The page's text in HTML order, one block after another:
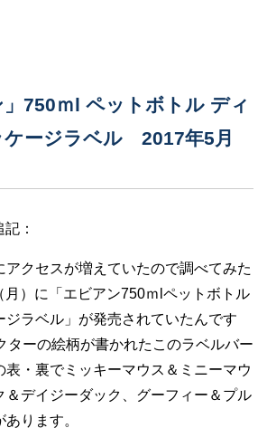
」750ｍl ペットボトル ディ
ケージラベル 2017年5月
：
アクセスが増えていたので調べてみた
月）に「エビアン750ｍlペットボトル
ジラベル」が発売されていたんです
ターの絵柄が書かれたこのラベルバー
表・裏でミッキーマウス＆ミニーマウ
＆デイジーダック、グーフィー＆プル
ります。